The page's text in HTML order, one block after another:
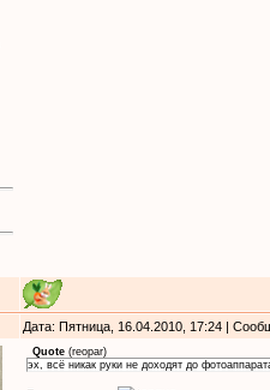
Дата: Пятница, 16.04.2010, 17:24 |
Quote (reopar)
эх, всё никак руки не доходят до